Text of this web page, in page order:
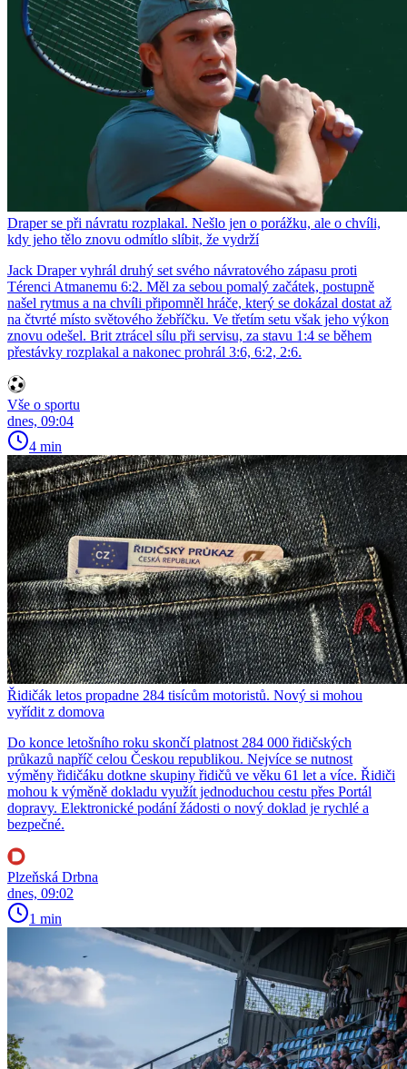
Draper se při návratu rozplakal. Nešlo jen o porážku, ale o chvíli,
kdy jeho tělo znovu odmítlo slíbit, že vydrží
Jack Draper vyhrál druhý set svého návratového zápasu proti
Térenci Atmanemu 6:2. Měl za sebou pomalý začátek, postupně
našel rytmus a na chvíli připomněl hráče, který se dokázal dostat až
na čtvrté místo světového žebříčku. Ve třetím setu však jeho výkon
znovu odešel. Brit ztrácel sílu při servisu, za stavu 1:4 se během
přestávky rozplakal a nakonec prohrál 3:6, 6:2, 2:6.
Vše o sportu
dnes, 09:04
4 min
Řidičák letos propadne 284 tisícům motoristů. Nový si mohou
vyřídit z domova
Do konce letošního roku skončí platnost 284 000 řidičských
průkazů napříč celou Českou republikou. Nejvíce se nutnost
výměny řidičáku dotkne skupiny řidičů ve věku 61 let a více. Řidiči
mohou k výměně dokladu využít jednoduchou cestu přes Portál
dopravy. Elektronické podání žádosti o nový doklad je rychlé a
bezpečné.
Plzeňská Drbna
dnes, 09:02
1 min